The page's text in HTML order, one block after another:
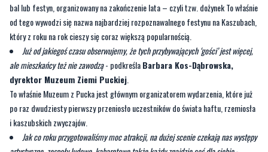
bal lub festyn, organizowany na zakończenie lata – czyli tzw. dożynek To właśnie
od tego wywodzi się nazwa najbardziej rozpoznawalnego festynu na Kaszubach,
który z roku na rok cieszy się coraz większą popularnością.
Już od jakiegoś czasu obserwujemy, że tych przybywających ‘gości’ jest więcej,
ale mieszkańcy też nie zawodzą- podkreślaBarbara Kos-Dąbrowska,
dyrektor Muzeum Ziemi Puckiej
To właśnie Muzeum z Pucka jest głównym organizatorem wydarzenia, które już
po raz dwudziesty pierwszy przeniosło uczestników do świata haftu, rzemiosła
i kaszubskich zwyczajów.
Jak co roku przygotowaliśmy moc atrakcji, na dużej scenie czekają nas występy